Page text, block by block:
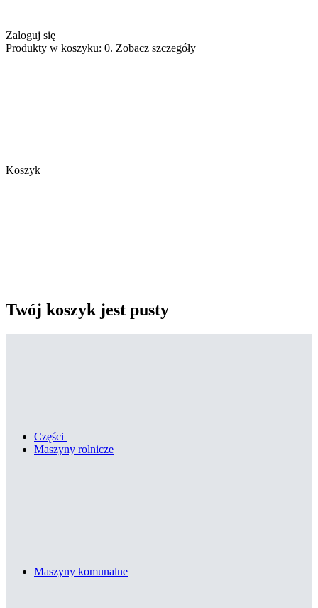
Zaloguj się
Produkty w koszyku: 0. Zobacz szczegóły
Koszyk
Twój koszyk jest pusty
Części
Maszyny rolnicze
Maszyny komunalne